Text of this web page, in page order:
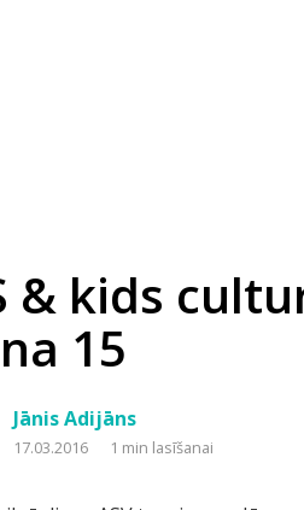
& kids
15
Jānis Adijāns
17.03.2016 1 min lasīšanai